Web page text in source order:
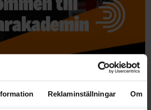
Reklaminställningar Om